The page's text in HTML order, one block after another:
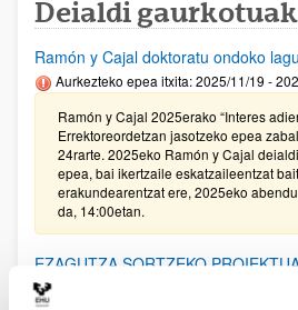
Deialdi gaurkotuak
Ramón y Cajal doktoratu ondoko
Aurkezteko epea itxita: 2025/11/19 -
Ramón y Cajal 2025erako “Interes
Errektoreordetzan jasotzeko epea
24rarte. 2025eko Ramón y Cajal
epea, bai ikertzaile eskatzaileentzat
erakundearentzat ere, 2025eko
da, 14:00etan.
EZAGUTZA SORTZEKO